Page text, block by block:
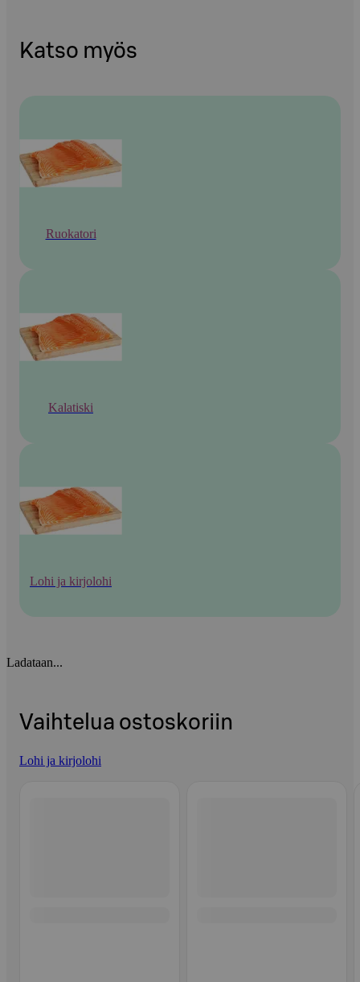
Katso myös
Ruokatori
Kalatiski
Lohi ja kirjolohi
Ladataan...
Vaihtelua ostoskoriin
Lohi ja kirjolohi